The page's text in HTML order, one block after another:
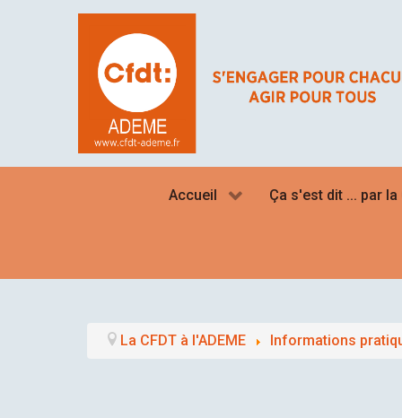
Accueil Ça s'est dit ... par la
La CFDT à l'ADEME Informations